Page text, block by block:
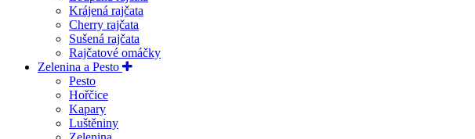
Krájená rajčata
Cherry rajčata
Sušená rajčata
Rajčatové omáčky
Zelenina a Pesto
Pesto
Hořčice
Kapary
Luštěniny